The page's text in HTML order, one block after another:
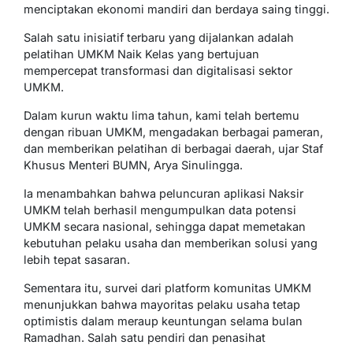
menciptakan ekonomi mandiri dan berdaya saing tinggi.
Salah satu inisiatif terbaru yang dijalankan adalah
pelatihan UMKM Naik Kelas yang bertujuan
mempercepat transformasi dan digitalisasi sektor
UMKM.
Dalam kurun waktu lima tahun, kami telah bertemu
dengan ribuan UMKM, mengadakan berbagai pameran,
dan memberikan pelatihan di berbagai daerah, ujar Staf
Khusus Menteri BUMN, Arya Sinulingga.
Ia menambahkan bahwa peluncuran aplikasi Naksir
UMKM telah berhasil mengumpulkan data potensi
UMKM secara nasional, sehingga dapat memetakan
kebutuhan pelaku usaha dan memberikan solusi yang
lebih tepat sasaran.
Sementara itu, survei dari platform komunitas UMKM
menunjukkan bahwa mayoritas pelaku usaha tetap
optimistis dalam meraup keuntungan selama bulan
Ramadhan. Salah satu pendiri dan penasihat